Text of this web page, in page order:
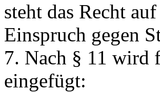
steht das Recht
Einspruch gegen
7. Nach § 11 wird
eingefügt: